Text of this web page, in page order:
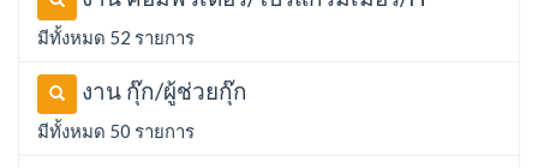
มีทั้งหมด 52 รายการ
งาน กุ๊ก/ผู้ช่วยกุ๊ก
มีทั้งหมด 50 รายการ